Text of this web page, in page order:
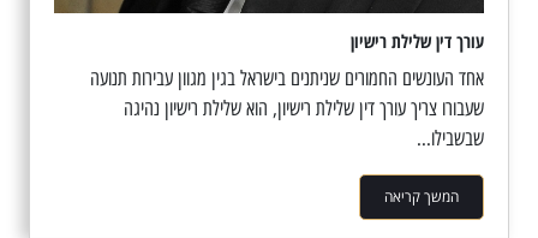
עורך דין שלילת רישיון
אחד העונשים החמורים שניתנים בישראל בגין מגוון עבירות תנועה
שעבורו צריך עורך דין שלילת רישיון, הוא שלילת רישיון נהיגה
שבשבילו...
המשך קריאה